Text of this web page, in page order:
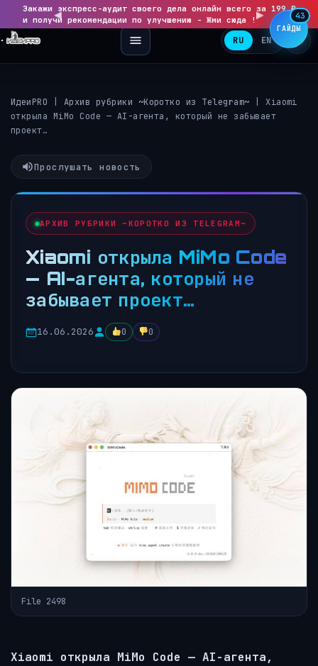
◀
Закажи экспресс-аудит своего дела онлайн всего за 199 ₽
и получи рекомендации по улучшению - Жми сюда !
▶
RU EN
ИдеиPRO Архив рубрики ~Коротко из Telegram~ |Xiaomi
открыла MiMo Code — AI-агента, который не забывает
проект…
Прослушать новость
АРХИВ РУБРИКИ ~КОРОТКО ИЗ TELEGRAM~
Xiaomi открыла MiMo Code
— AI-агента, который не
забывает проект…
16.06.2026 0 0
File 2498
Xiaomi открыла MiMo Code — AI-агента,
ГАЙДЫ
43